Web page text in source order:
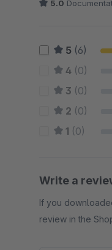
5.0
5 (6)
4 (0)
3 (0)
2 (0)
1 (0)
Write a
If you
review in the